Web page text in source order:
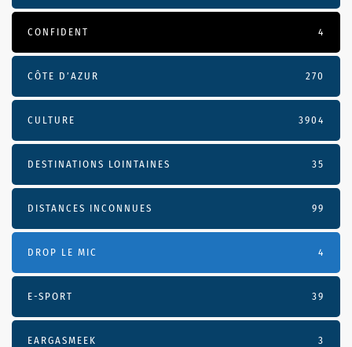
CONFIDENT 4
CÔTE D’AZUR 270
CULTURE 3904
DESTINATIONS LOINTAINES 35
DISTANCES INCONNUES 99
DROP LE MIC 4
E-SPORT 39
EARGASMEEK 3